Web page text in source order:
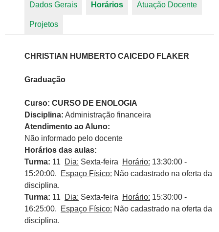
Dados Gerais Horários (aba ativa)
Atuação Docente
Projetos
CHRISTIAN HUMBERTO CAICEDO FLAKER
Graduação
Curso: CURSO DE ENOLOGIA
Disciplina: Administração financeira
Atendimento ao Aluno:
Não informado pelo docente
Horários das aulas:
Turma: 11 Dia: Sexta-feira Horário: 13:30:00 -
15:20:00.
Espaço Físico: Não cadastrado na oferta da
disciplina.
Turma: 11 Dia: Sexta-feira Horário: 15:30:00 -
16:25:00.
Espaço Físico: Não cadastrado na oferta da
disciplina.